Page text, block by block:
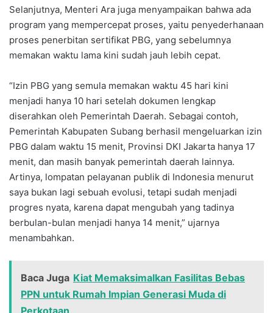
Selanjutnya, Menteri Ara juga menyampaikan bahwa ada
program yang mempercepat proses, yaitu penyederhanaan
proses penerbitan sertifikat PBG, yang sebelumnya
memakan waktu lama kini sudah jauh lebih cepat.
“Izin PBG yang semula memakan waktu 45 hari kini
menjadi hanya 10 hari setelah dokumen lengkap
diserahkan oleh Pemerintah Daerah. Sebagai contoh,
Pemerintah Kabupaten Subang berhasil mengeluarkan izin
PBG dalam waktu 15 menit, Provinsi DKI Jakarta hanya 17
menit, dan masih banyak pemerintah daerah lainnya.
Artinya, lompatan pelayanan publik di Indonesia menurut
saya bukan lagi sebuah evolusi, tetapi sudah menjadi
progres nyata, karena dapat mengubah yang tadinya
berbulan-bulan menjadi hanya 14 menit,” ujarnya
menambahkan.
Baca Juga Kiat Memaksimalkan Fasilitas Bebas
PPN untuk Rumah Impian Generasi Muda di